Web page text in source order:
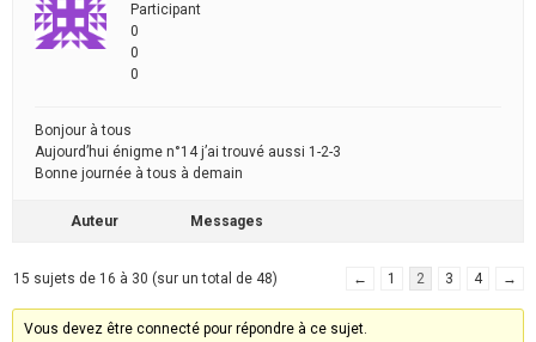
Participant
0
0
0
Bonjour à tous
Aujourd’hui énigme n°14 j’ai trouvé aussi 1-2-3
Bonne journée à tous à demain
Auteur Messages
15 sujets de 16 à 30 (sur un total de 48) ← 1 2 3 4 →
Vous devez être connecté pour répondre à ce sujet.